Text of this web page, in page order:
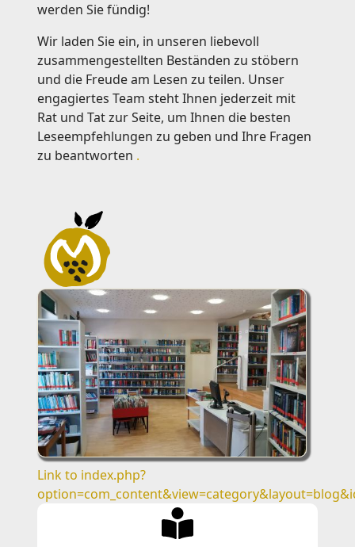
werden Sie fündig!
Wir laden Sie ein, in unseren liebevoll
zusammengestellten Beständen zu stöbern
und die Freude am Lesen zu teilen. Unser
engagiertes Team steht Ihnen jederzeit mit
Rat und Tat zur Seite, um Ihnen die besten
Leseempfehlungen zu geben und Ihre Fragen
zu beantworten .
Link to index.php?